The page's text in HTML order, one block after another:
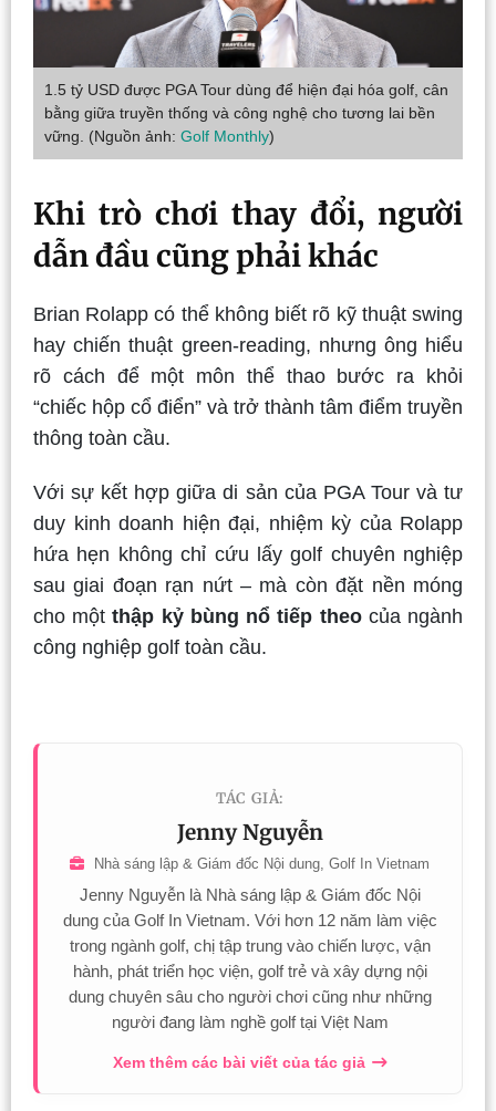
1.5 tỷ USD được PGA Tour dùng để hiện đại hóa golf, cân
bằng giữa truyền thống và công nghệ cho tương lai bền
vững. (Nguồn ảnh: Golf Monthly)
Khi trò chơi thay đổi, người
dẫn đầu cũng phải khác
Brian Rolapp có thể không biết rõ kỹ thuật swing
hay chiến thuật green-reading, nhưng ông hiểu
rõ cách để một môn thể thao bước ra khỏi
“chiếc hộp cổ điển” và trở thành tâm điểm truyền
thông toàn cầu.
Với sự kết hợp giữa di sản của PGA Tour và tư
duy kinh doanh hiện đại, nhiệm kỳ của Rolapp
hứa hẹn không chỉ cứu lấy golf chuyên nghiệp
sau giai đoạn rạn nứt – mà còn đặt nền móng
cho mộtthập kỷ bùng nổ tiếp theocủa ngành
công nghiệp golf toàn cầu.
TÁC GIẢ:
Jenny Nguyễn
Nhà sáng lập & Giám đốc Nội dung, Golf In Vietnam
Jenny Nguyễn là Nhà sáng lập & Giám đốc Nội
dung của Golf In Vietnam. Với hơn 12 năm làm việc
trong ngành golf, chị tập trung vào chiến lược, vận
hành, phát triển học viện, golf trẻ và xây dựng nội
dung chuyên sâu cho người chơi cũng như những
người đang làm nghề golf tại Việt Nam
Xem thêm các bài viết của tác giả